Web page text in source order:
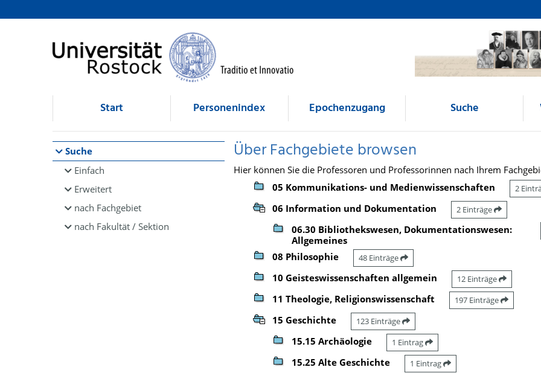
Browsen
direkt zum Inhalt
Start Personenindex Epochenzugang Suche
Suche
Einfach
Erweitert
nach Fachgebiet
nach Fakultät / Sektion
Über Fachgebiete browsen
Hier können Sie die Professoren und Professorinnen nach Ihrem
05 Kommunikations- und Medienwissenschaften
2
06 Information und Dokumentation 2 Einträge
06.30 Bibliothekswesen, Dokumentationswesen:
Allgemeines
08 Philosophie 48 Einträge
10 Geisteswissenschaften allgemein 12 Einträge
11 Theologie, Religionswissenschaft 197 Einträge
15 Geschichte 123 Einträge
15.15 Archäologie 1 Eintrag
15.25 Alte Geschichte 1 Eintrag